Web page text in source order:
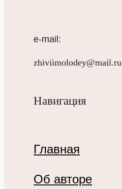
e-mail:
zhiviimolodey@mail.ru
Навигация
Главная
Об авторе